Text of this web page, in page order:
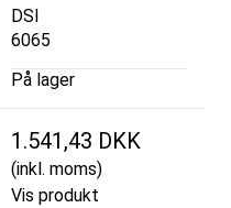
DSI
6065
På lager
1.541,43 DKK
(inkl. moms)
Vis produkt